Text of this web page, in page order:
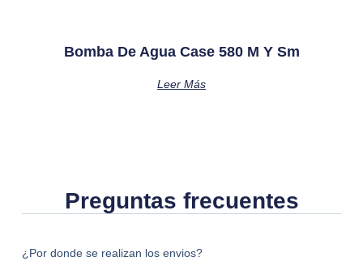
Bomba De Agua Case 580 M Y Sm
Leer Más
Preguntas frecuentes
¿Por donde se realizan los envios?